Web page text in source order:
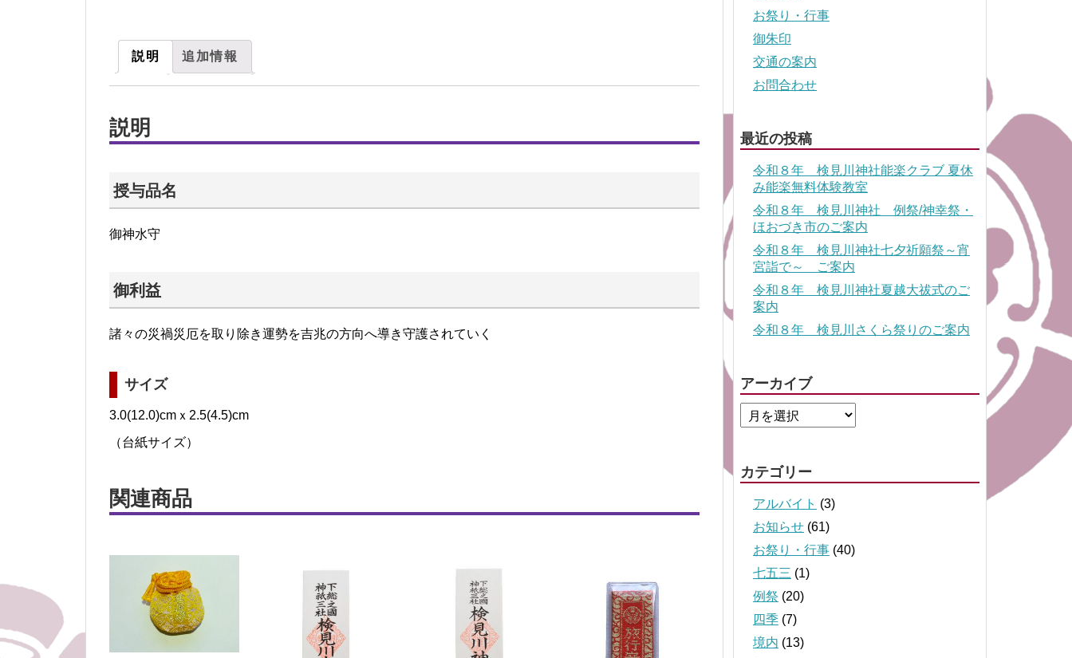
説明 追加情報
説明
授与品名
御神水守
御利益
諸々の災禍災厄を取り除き運勢を吉兆の方向へ導き守護されていく
サイズ
3.0(12.0)cmｘ2.5(4.5)cm
（台紙サイズ）
関連商品
お祭り・行事
御朱印
交通の案内
お問合わせ
最近の投稿
令和８年 検見川神社能楽クラブ 夏休
み能楽無料体験教室
令和８年 検見川神社 例祭/神幸祭・
ほおづき市のご案内
令和８年 検見川神社七夕祈願祭～宵
宮詣で～ ご案内
令和８年 検見川神社夏越大祓式のご
案内
令和８年 検見川さくら祭りのご案内
アーカイブ
カテゴリー
アルバイト (3)
お知らせ (61)
お祭り・行事 (40)
七五三 (1)
例祭 (20)
四季 (7)
境内 (13)